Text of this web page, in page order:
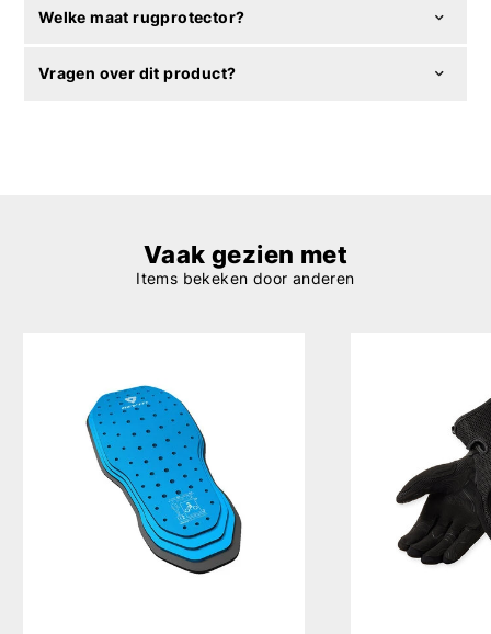
Welke maat rugprotector?
Vragen over dit product?
Vaak gezien met
Items bekeken door anderen